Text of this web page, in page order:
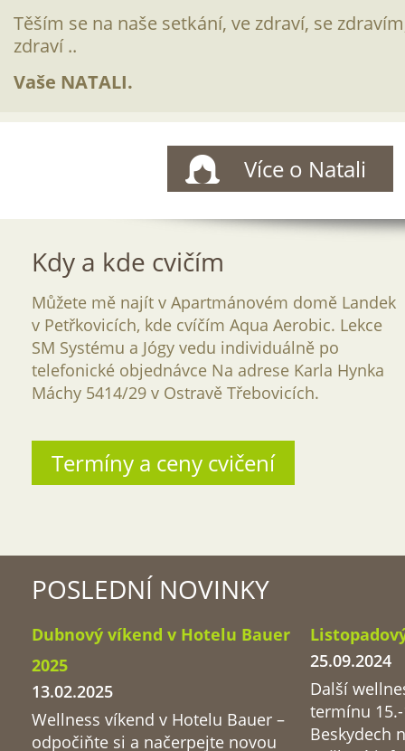
Těším se na naše setkání, ve zdraví, se
zdraví ..
Vaše NATALI.
Více o Natali
Kdy a kde cvičím
Můžete mě najít v Apartmánovém domě Landek
v Petřkovicích, kde cvíčím Aqua Aerobic. Lekce
SM Systému a Jógy vedu individuálně po
telefonické objednávce Na adrese Karla Hynka
Máchy 5414/29 v Ostravě Třebovicích.
Termíny a ceny cvičení
POSLEDNÍ NOVINKY
Dubnový víkend v Hotelu Bauer
2025
13.02.2025
Wellness víkend v Hotelu Bauer –
odpočiňte si a načerpejte novou
25.09.2024
Další
termínu
Beskydech